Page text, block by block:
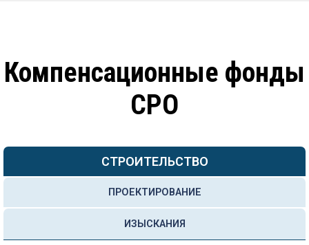
Компенсационные фонды
СРО
СТРОИТЕЛЬСТВО
ПРОЕКТИРОВАНИЕ
ИЗЫСКАНИЯ